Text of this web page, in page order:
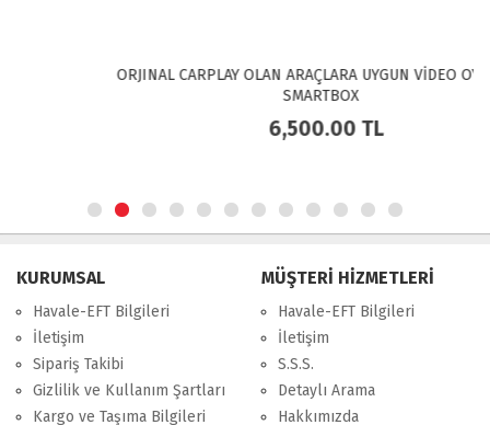
ORJINAL CARPLAY OLAN ARAÇLARA UYGUN VİDEO OYNATMA
SMARTBOX
6,500.00TL
KURUMSAL
Havale-EFT Bilgileri
İletişim
Sipariş Takibi
Gizlilik ve Kullanım Şartları
Kargo ve Taşıma Bilgileri
MÜŞTERİ HİZMETLERİ
Havale-EFT Bilgileri
İletişim
S.S.S.
Detaylı Arama
Hakkımızda